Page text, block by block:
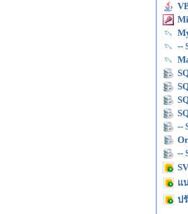
--
--
--
แ
ป